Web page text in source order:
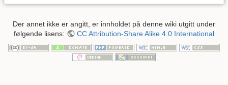
Der annet ikke er angitt, er innholdet på denne wiki utgitt under
følgende lisens:
CC Attribution-Share Alike 4.0 International